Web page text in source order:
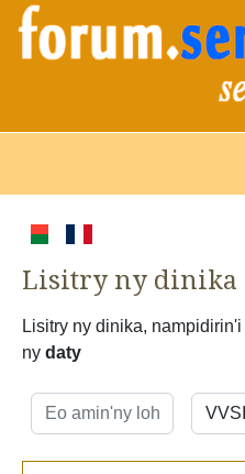
Lisitry ny dinika
Lisitry ny dinika, nampidirin'i
ny daty